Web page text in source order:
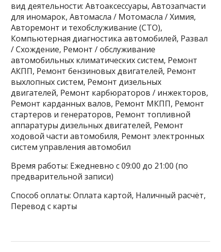
вид деятельности: Автоаксессуары, Автозапчасти
для иномарок, Автомасла / Мотомасла / Химия,
Авторемонт и техобслуживание (СТО),
Компьютерная диагностика автомобилей, Развал
/ Схождение, Ремонт / обслуживание
автомобильных климатических систем, Ремонт
АКПП, Ремонт бензиновых двигателей, Ремонт
выхлопных систем, Ремонт дизельных
двигателей, Ремонт карбюраторов / инжекторов,
Ремонт карданных валов, Ремонт МКПП, Ремонт
стартеров и генераторов, Ремонт топливной
аппаратуры дизельных двигателей, Ремонт
ходовой части автомобиля, Ремонт электронных
систем управления автомобил
Время работы: Ежедневно с 09:00 до 21:00 (по
предварительной записи)
Способ оплаты: Оплата картой, Наличный расчёт,
Перевод с карты